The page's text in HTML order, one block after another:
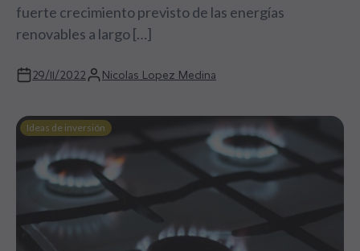
fuerte crecimiento previsto de las energías
renovables a largo […]
29/11/2022 Nicolas Lopez Medina
Ideas de inversión